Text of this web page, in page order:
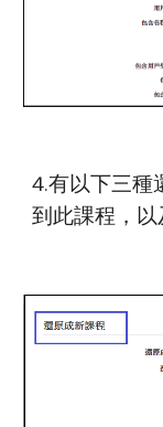
4.有以下三種
到此課程，